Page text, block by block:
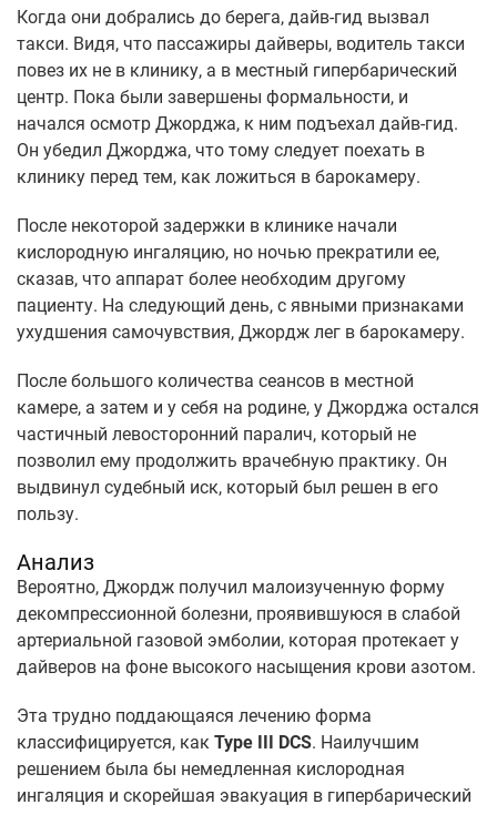
Когда они добрались до берега, дайв-гид вызвал
такси. Видя, что пассажиры дайверы, водитель такси
повез их не в клинику, а в местный гипербарический
центр. Пока были завершены формальности, и
начался осмотр Джорджа, к ним подъехал дайв-гид.
Он убедил Джорджа, что тому следует поехать в
клинику перед тем, как ложиться в барокамеру.
После некоторой задержки в клинике начали
кислородную ингаляцию, но ночью прекратили ее,
сказав, что аппарат более необходим другому
пациенту. На следующий день, с явными признаками
ухудшения самочувствия, Джордж лег в барокамеру.
После большого количества сеансов в местной
камере, а затем и у себя на родине, у Джорджа остался
частичный левосторонний паралич, который не
позволил ему продолжить врачебную практику. Он
выдвинул судебный иск, который был решен в его
пользу.
Анализ
Вероятно, Джордж получил малоизученную форму
декомпрессионной болезни, проявившуюся в слабой
артериальной газовой эмболии, которая протекает у
дайверов на фоне высокого насыщения крови азотом.
Эта трудно поддающаяся лечению форма
классифицируется, как Type III DCS. Наилучшим
решением была бы немедленная кислородная
ингаляция и скорейшая эвакуация в гипербарический